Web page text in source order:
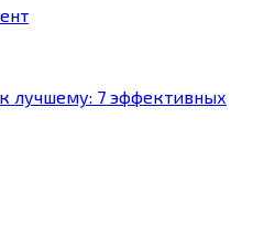
лучшему: 7 эффективных